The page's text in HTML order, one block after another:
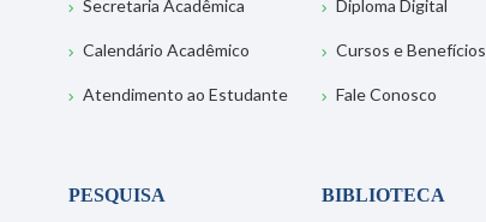
Secretaria Acadêmica
Calendário Acadêmico
Atendimento ao Estudante
Diploma Digital
Cursos e Benefícios
Fale Conosco
PESQUISA
BIBLIOTECA